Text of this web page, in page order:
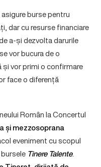
burse pentru
dar cu resurse financiare
a-și dezvolta darurile
vor bucura de o
vor primi o confirmare
face o diferență
Român la Concertul
și mezzosoprana
eveniment cu scopul
Tinere Talente.